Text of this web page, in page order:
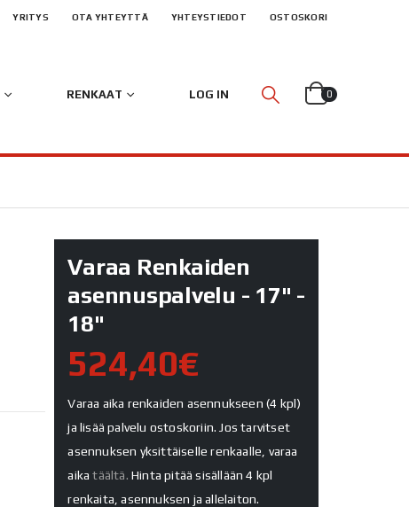
YRITYS OTA YHTEYTTÄ YHTEYSTIEDOT OSTOSKORI
RENKAAT LOG IN 0
Varaa Renkaiden
asennuspalvelu - 17" -
18"
524,40€
Varaa aika renkaiden asennukseen (4 kpl)
ja lisää palvelu ostoskoriin. Jos tarvitset
asennuksen yksittäiselle renkaalle, varaa
aikatäältä. Hinta pitää sisällään 4 kpl
renkaita, asennuksen ja allelaiton.